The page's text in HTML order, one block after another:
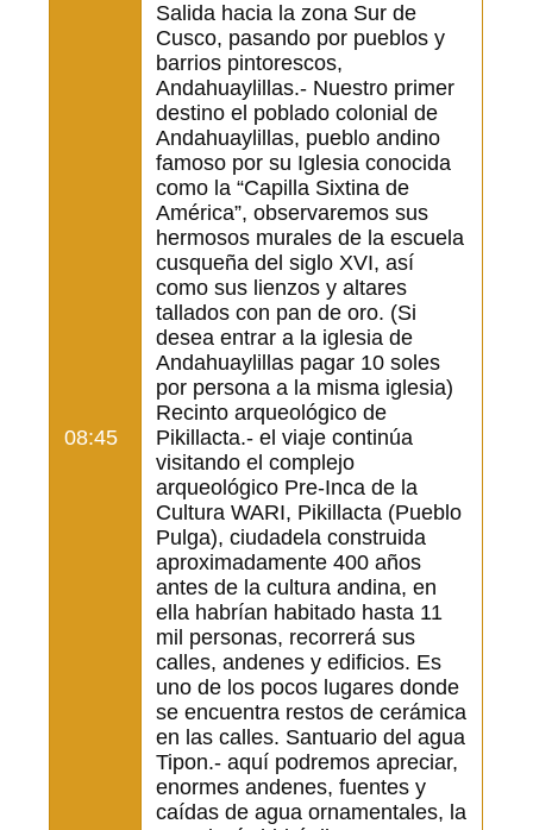
08:45
Salida hacia la zona Sur de
Cusco, pasando por pueblos y
barrios pintorescos,
Andahuaylillas.- Nuestro primer
destino el poblado colonial de
Andahuaylillas, pueblo andino
famoso por su Iglesia conocida
como la “Capilla Sixtina de
América”, observaremos sus
hermosos murales de la escuela
cusqueña del siglo XVI, así
como sus lienzos y altares
tallados con pan de oro. (Si
desea entrar a la iglesia de
Andahuaylillas pagar 10 soles
por persona a la misma iglesia)
Recinto arqueológico de
Pikillacta.- el viaje continúa
visitando el complejo
arqueológico Pre-Inca de la
Cultura WARI, Pikillacta (Pueblo
Pulga), ciudadela construida
aproximadamente 400 años
antes de la cultura andina, en
ella habrían habitado hasta 11
mil personas, recorrerá sus
calles, andenes y edificios. Es
uno de los pocos lugares donde
se encuentra restos de cerámica
en las calles. Santuario del agua
Tipon.- aquí podremos apreciar,
enormes andenes, fuentes y
caídas de agua ornamentales, la